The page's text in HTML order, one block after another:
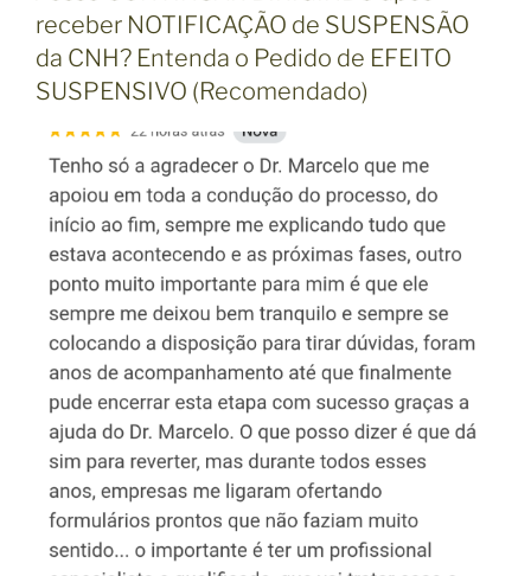
L
C
A
receber NOTIFICAÇÃO de SUSPENSÃO
da CNH? Entenda o Pedido de EFEITO
SUSPENSIVO (Recomendado)